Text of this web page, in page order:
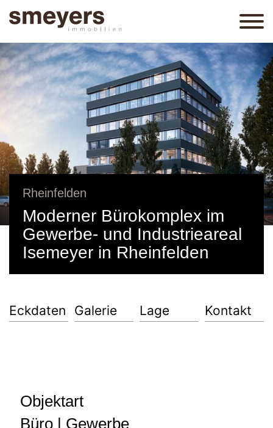
Rheinfelden
Moderner Bürokomplex im
Gewerbe- und Industrieareal
Isemeyer in Rheinfelden
Eckdaten Galerie Lage Kontakt
Objektart
Büro | Gewerbe